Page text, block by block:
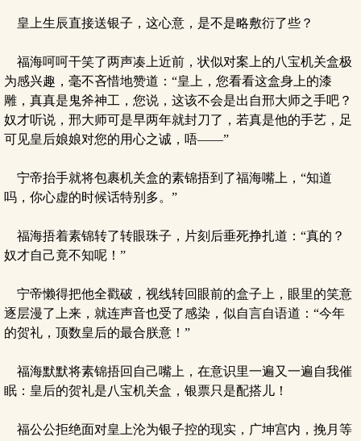
皇上生辰直接送银子，这心意，是不是略敷衍了些？
福海呵呵干笑了两声凑上近前，状似对案上的八宝机关盒极
为感兴趣，毫不吝惜地赞道：“皇上，您看看这盒身上的漆
雕，真真是鬼斧神工，您说，这该不会是出自邢大师之手吧？
奴才听说，邢大师可是早两年就封刀了，若真是他的手艺，足
可见皇后娘娘对您的用心之诚，唔——”
宁帝抬手就将包裹机关盒的素锦捂到了福海嘴上，“知道
吗，你心虚的时候话特别多。”
福海捂着素锦转了转眼珠子，片刻后垂死挣扎道：“真的？
奴才自己竟不知呢！”
宁帝懒得把他全戳破，视线转回眼前的盒子上，眼里的笑意
逐层漫了上来，就连声音也受了感染，似自言自语道：“今年
的贺礼，顶数皇后的最合朕意！”
福海默默将素锦捂回自己嘴上，在意识里一遍又一遍自我催
眠：皇后的贺礼是八宝机关盒，银票只是配搭儿！
福公公拒绝面对皇上沦为银子控的现实，广坤宫内，挽月等